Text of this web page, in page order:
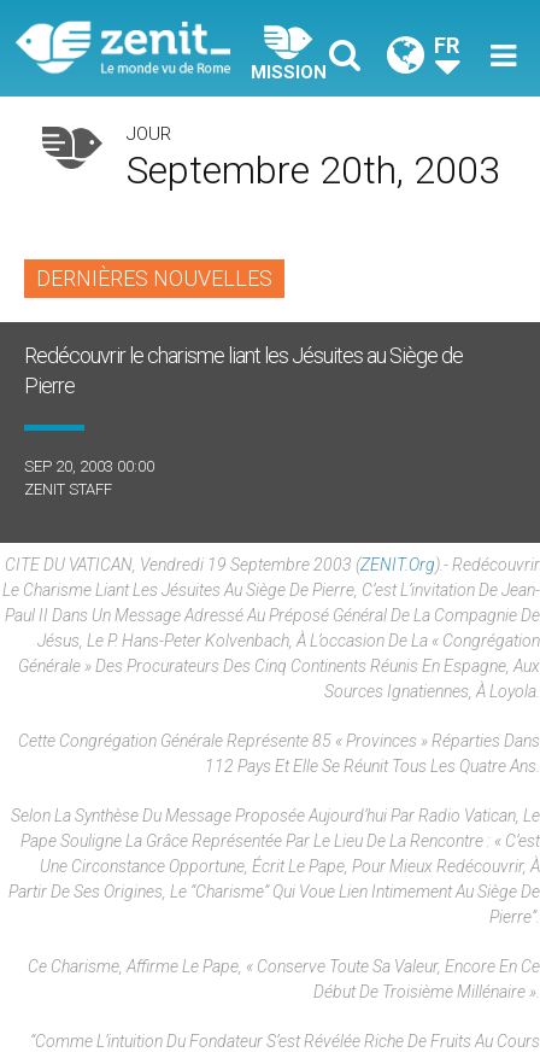
MISSION
FR
JOUR
Septembre 20th, 2003
DERNIÈRES NOUVELLES
Redécouvrir le charisme liant les Jésuites au Siège de
Pierre
SEP 20, 2003 00:00
ZENIT STAFF
CITE DU VATICAN, Vendredi 19 Septembre 2003 (ZENIT.org).- Redécouvrir
Le Charisme Liant Les Jésuites Au Siège De Pierre, C’est L’invitation De Jean-
Paul II Dans Un Message Adressé Au Préposé Général De La Compagnie De
Jésus, Le P. Hans-Peter Kolvenbach, À L’occasion De La « Congrégation
Générale » Des Procurateurs Des Cinq Continents Réunis En Espagne, Aux
Sources Ignatiennes, À Loyola.
Cette Congrégation Générale Représente 85 « Provinces » Réparties Dans
112 Pays Et Elle Se Réunit Tous Les Quatre Ans.
Selon La Synthèse Du Message Proposée Aujourd’hui Par Radio Vatican, Le
Pape Souligne La Grâce Représentée Par Le Lieu De La Rencontre : « C’est
Une Circonstance Opportune, Écrit Le Pape, Pour Mieux Redécouvrir, À
Partir De Ses Origines, Le “charisme” Qui Voue Lien Intimement Au Siège De
Pierre”.
Ce Charisme, Affirme Le Pape, « Conserve Toute Sa Valeur, Encore En Ce
Début De Troisième Millénaire ».
“Comme L’intuition Du Fondateur S’est Révélée Riche De Fruits Au Cours